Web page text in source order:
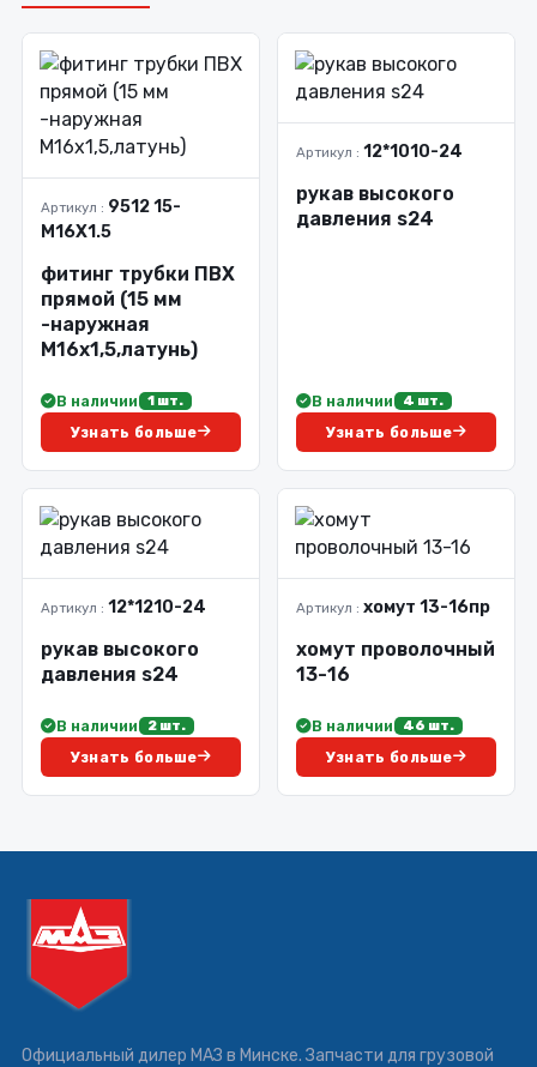
Артикул : 9512 15-
M16X1.5
фитинг трубки ПВХ
прямой (15 мм
-наружная
М16х1,5,латунь)
В наличии 1 шт.
Узнать больше
Артикул : 12*1010-24
рукав высокого
давления s24
В наличии 4 шт.
Узнать больше
Артикул : 12*1210-24
рукав высокого
давления s24
В наличии 2 шт.
Узнать больше
Артикул : хомут 13-16пр
хомут проволочный
13-16
В наличии 46 шт.
Узнать больше
Официальный дилер МАЗ в Минске. Запчасти для грузовой